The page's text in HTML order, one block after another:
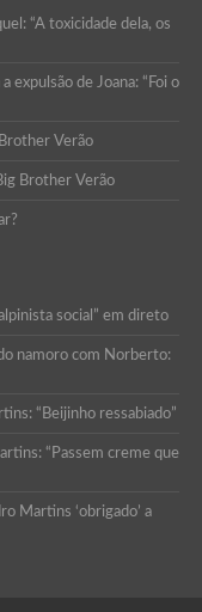
“A toxicidade dela, os
expulsão de Joana: “Foi o
Verão
Brother Verão
social” em direto
namoro com Norberto:
“Beijinho ressabiado”
“Passem creme que
Martins ‘obrigado’ a